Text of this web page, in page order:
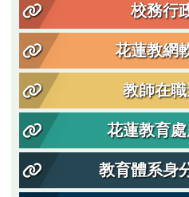
校務行
花蓮教網
教師在
花蓮教育
教育體系身